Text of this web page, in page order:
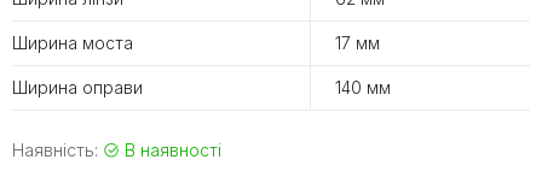
Ширина моста 17 мм
Ширина оправи 140 мм
Наявність: В наявності